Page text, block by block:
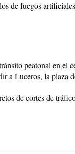
de fuegos
peatonal en
a Luceros, la plaza
de cortes de